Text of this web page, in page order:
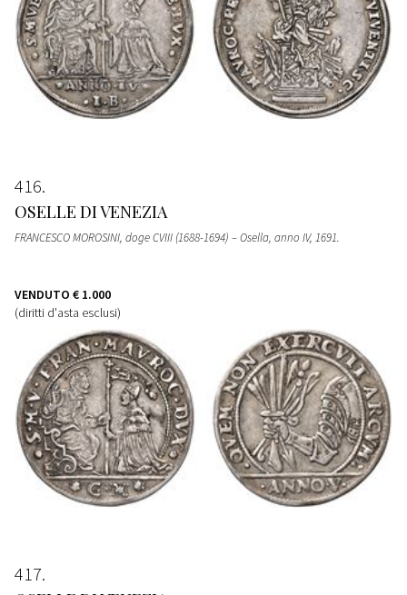
416
OSELLE DI VENEZIA
FRANCESCO MOROSINI, doge CVIII (1688-1694) – Osella, anno IV, 1691.
VENDUTO € 1.000
(diritti d'asta esclusi)
417